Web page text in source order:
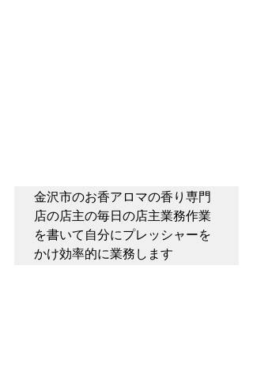
金沢市のお香アロマの香り専門
店の店主の毎日の店主業務作業
を書いて自分にプレッシャーを
かけ効率的に業務します